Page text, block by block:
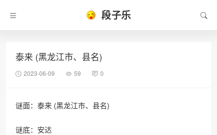
段子乐
泰来 (黑龙江市、县名)
2023-06-09 59 0
谜面：泰来 (黑龙江市、县名)
谜底：安达